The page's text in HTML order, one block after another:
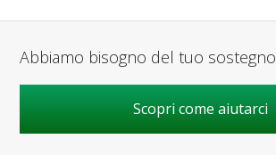
Abbiamo bisogno del tuo sostegno
Scopri come aiutarci